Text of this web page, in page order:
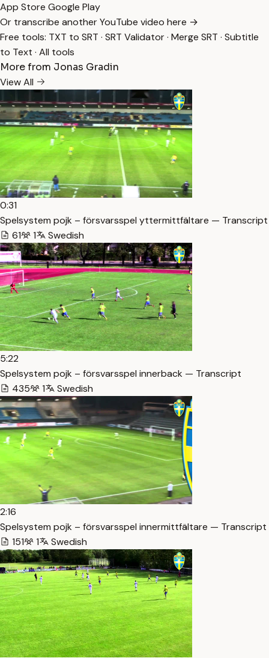
App Store Google Play
Or transcribe another YouTube video here →
Free tools: TXT to SRT · SRT Validator· Merge SRT · Subtitle
to Text · All tools
More from Jonas Gradin
View All
0:31
Spelsystem pojk – försvarsspel yttermittfältare — Transcript
61
1 Swedish
5:22
Spelsystem pojk – försvarsspel innerback — Transcript
435
1 Swedish
2:16
Spelsystem pojk – försvarsspel innermittfältare — Transcript
151
1 Swedish